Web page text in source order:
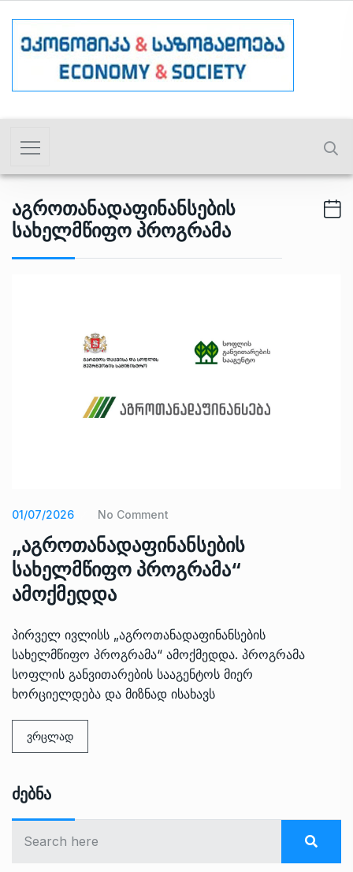
Აგროთანადაფინანსების
Სახელმწიფო Პროგრამა
01/07/2026 No Comment
„აგროთანადაფინანსების
სახელმწიფო პროგრამა“
ამოქმედდა
პირველ ივლისს „აგროთანადაფინანსების
სახელმწიფო პროგრამა“ ამოქმედდა. პროგრამა
სოფლის განვითარების სააგენტოს მიერ
ხორციელდება და მიზნად ისახავს
ვრცლად
Ძებნა